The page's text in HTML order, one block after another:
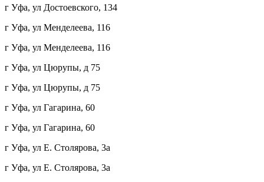
г Уфа, ул Достоевского, 134
г Уфа, ул Менделеева, 116
г Уфа, ул Менделеева, 116
г Уфа, ул Цюрупы, д 75
г Уфа, ул Цюрупы, д 75
г Уфа, ул Гагарина, 60
г Уфа, ул Гагарина, 60
г Уфа, ул Е. Столярова, 3а
г Уфа, ул Е. Столярова, 3а